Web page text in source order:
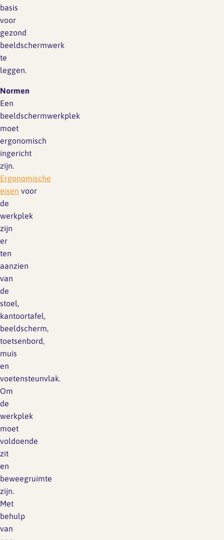
basis
voor
gezond
beeldschermwerk
te
leggen.
Normen
Een
beeldschermwerkplek
moet
ergonomisch
ingericht
zijn.
Ergonomische
eisen voor
de
werkplek
zijn
er
ten
aanzien
van
de
stoel,
kantoortafel,
beeldscherm,
toetsenbord,
muis
en
voetensteunvlak.
Om
de
werkplek
moet
voldoende
zit
en
beweegruimte
zijn.
Met
behulp
van